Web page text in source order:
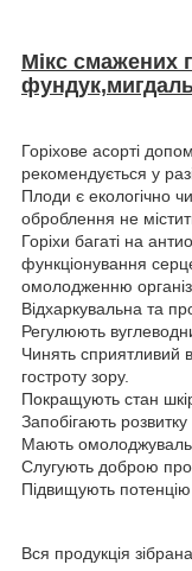
Мікс смажених
Горіхове асорті
рекомендується у
Плоди є екологічно
оброблення не
Горіхи багаті на
функціонування
омолодженню
Відхаркувальна та
Регулюють
Чинять сприятливий
гостроту зору.
Покращують стан
Запобігають розвитку
Мають
Слугують доброю
Підвищують потенцію
Вся продукція